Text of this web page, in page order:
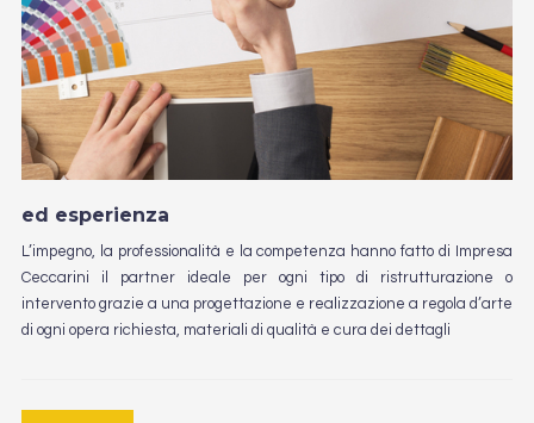
ed esperienza
L’impegno, la professionalità e la competenza hanno fatto di Impresa
Ceccarini il partner ideale per ogni tipo di ristrutturazione o
intervento grazie a una progettazione e realizzazione a regola d’arte
di ogni opera richiesta, materiali di qualità e cura dei dettagli